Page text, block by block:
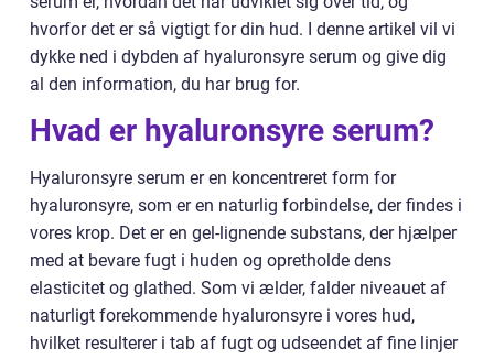
hvorfor det er så vigtigt for din hud. I denne artikel vil vi
dykke ned i dybden af hyaluronsyre serum og give dig
al den information, du har brug for.
Hvad er hyaluronsyre serum?
Hyaluronsyre serum er en koncentreret form for
hyaluronsyre, som er en naturlig forbindelse, der findes i
vores krop. Det er en gel-lignende substans, der hjælper
med at bevare fugt i huden og opretholde dens
elasticitet og glathed. Som vi ælder, falder niveauet af
naturligt forekommende hyaluronsyre i vores hud,
hvilket resulterer i tab af fugt og udseendet af fine linjer